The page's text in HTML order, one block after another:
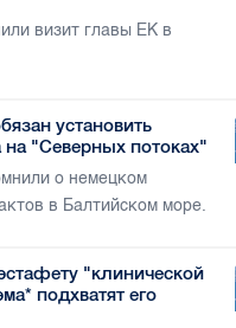
визит главы ЕК в
установить
на "Северных потоках"
о немецком
в Балтийском море.
"клинической
подхватят его